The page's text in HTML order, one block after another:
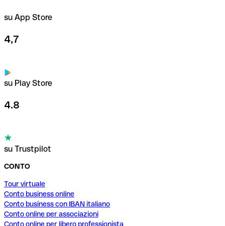
su App Store
4,7
su Play Store
4.8
su Trustpilot
CONTO
Tour virtuale
Conto business online
Conto business con IBAN italiano
Conto online per associazioni
Conto online per libero professionista